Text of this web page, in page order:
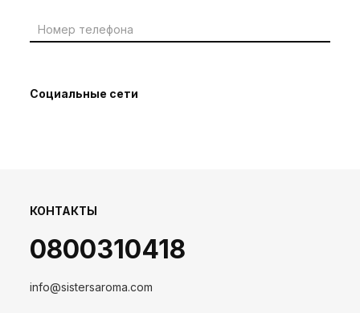
Социальные сети
КОНТАКТЫ
0800310418
info@sistersaroma.com